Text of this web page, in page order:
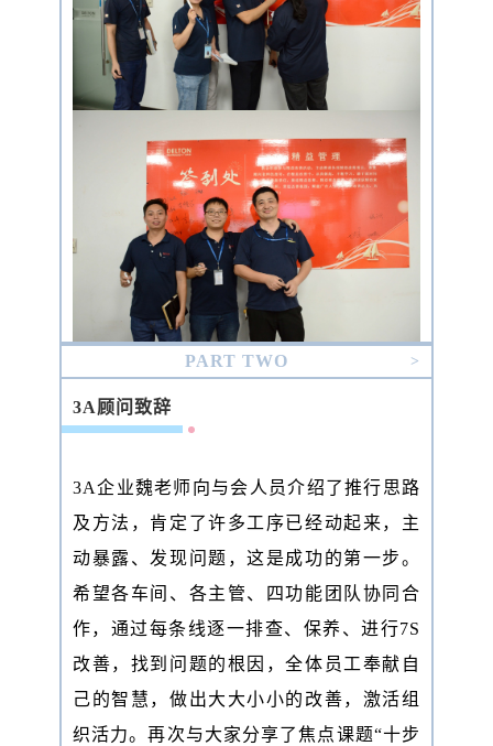
PART TWO >
3A顾问致辞
3A企业魏老师向与会人员介绍了推行思路
及方法，肯定了许多工序已经动起来，主
动暴露、发现问题，这是成功的第一步。
希望各车间、各主管、四功能团队协同合
作，通过每条线逐一排查、保养、进行7S
改善，找到问题的根因，全体员工奉献自
己的智慧，做出大大小小的改善，激活组
织活力。再次与大家分享了焦点课题“十步